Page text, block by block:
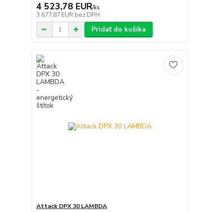
4 523,78 EUR/ks
3 677,87 EUR bez DPH
Pridať do košíka
Attack DPX 30 LAMBDA